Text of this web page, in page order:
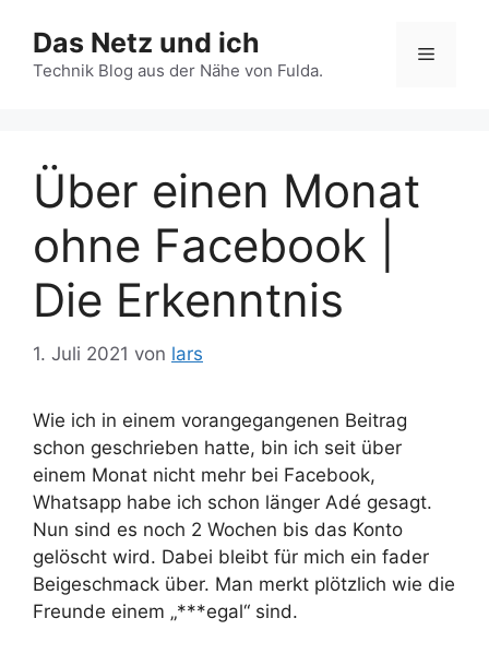
Inhalt
springen
Das Netz und ich
Technik Blog aus der Nähe von Fulda.
Menü
Über einen Monat
ohne Facebook |
Die Erkenntnis
1. Juli 2021 von lars
Wie ich in einem vorangegangenen Beitrag
schon geschrieben hatte, bin ich seit über
einem Monat nicht mehr bei Facebook,
Whatsapp habe ich schon länger Adé gesagt.
Nun sind es noch 2 Wochen bis das Konto
gelöscht wird. Dabei bleibt für mich ein fader
Beigeschmack über. Man merkt plötzlich wie die
Freunde einem „***egal“ sind.